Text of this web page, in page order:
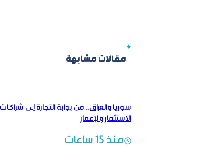
مقالات مشابهة
سوريا والعراق.. من بوابة التجارة إلى شراكات
الاستثمار والإعمار
منذ 15 ساعات